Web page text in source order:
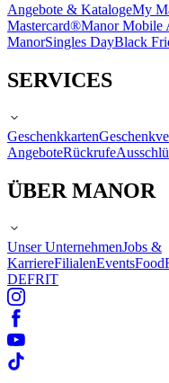
Angebote & KatalogeMy
Mastercard®Manor Mobile
ManorSingles DayBlack
SERVICES
Geschenkkarten
AngeboteRückrufe
ÜBER MANOR
Unser UnternehmenJobs &
KarriereFilialenEventsFood
DEFRIT